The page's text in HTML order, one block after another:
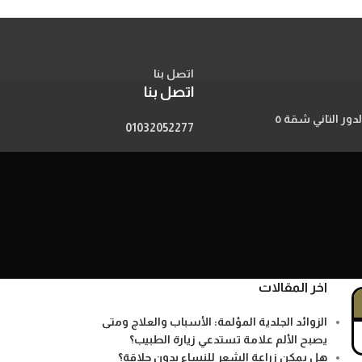
اتصل بنا
اتصل بنا
01032052277
اخر المقالات
الزوائد الجلدية المؤلمة: الأسباب والعلاج ومتى
يصبح الألم علامة تستدعي زيارة الطبيب؟
هل يمكن زراعة الشعر للنساء بدون حلاقة؟